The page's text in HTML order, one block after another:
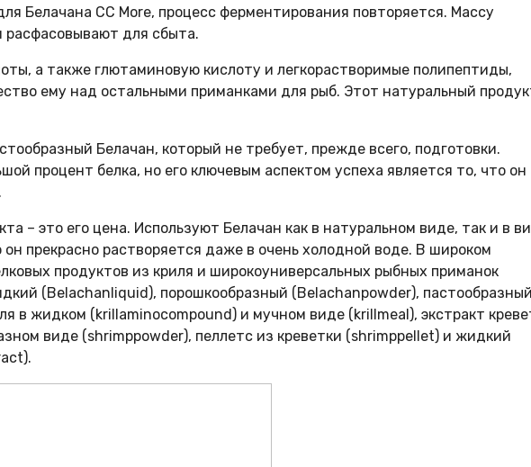
Белачана CC More, процесс ферментирования повторяется. Массу
расфасовывают для сбыта.
а также глютаминовую кислоту и легкорастворимые полипептиды,
ему над остальными приманками для рыб. Этот натуральный
Белачан, который не требует, прежде всего, подготовки.
процент белка, но его ключевым аспектом успеха является то, что он
– это его цена. Используют Белачан как в натуральном виде, так и в
прекрасно растворяется даже в очень холодной воде. В широком
продуктов из криля и широкоуниверсальных рыбных приманок
(Belachanliquid), порошкообразный (Belachanpowder),
в жидком (krillaminocompound) и мучном виде (krillmeal), экстракт
виде (shrimppowder), пеллетс из креветки (shrimppellet) и жидкий